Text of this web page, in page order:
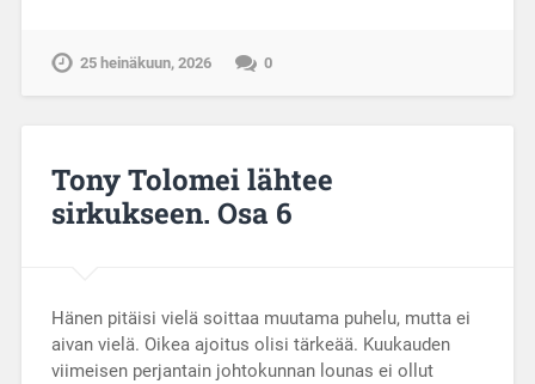
25 heinäkuun, 2026 0
Tony Tolomei lähtee
sirkukseen. Osa 6
Hänen pitäisi vielä soittaa muutama puhelu, mutta ei
aivan vielä. Oikea ajoitus olisi tärkeää. Kuukauden
viimeisen perjantain johtokunnan lounas ei ollut